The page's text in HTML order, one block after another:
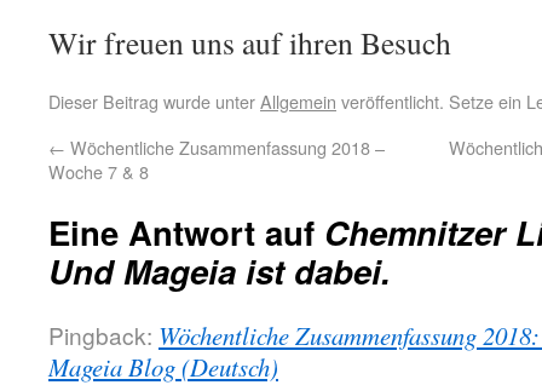
Wir freuen uns auf ihren Besuch
Dieser Beitrag wurde unterAllgemein veröffentlicht. Setze ein
← Wöchentliche Zusammenfassung 2018 –
Woche 7 & 8
Eine Antwort auf Chemnitzer
Und Mageia ist dabei.
Pingback: Wöchentliche Zusammenfassung
Mageia Blog (Deutsch)